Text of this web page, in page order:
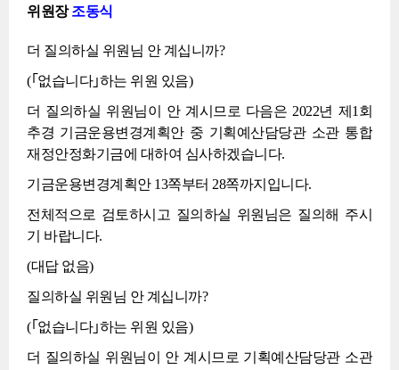
위원장조동식
더 질의하실 위원님 안 계십니까?
(｢없습니다｣하는 위원 있음)
더 질의하실 위원님이 안 계시므로 다음은 2022년 제1회
추경 기금운용변경계획안 중 기획예산담당관 소관 통합
재정안정화기금에 대하여 심사하겠습니다.
기금운용변경계획안 13쪽부터 28쪽까지입니다.
전체적으로 검토하시고 질의하실 위원님은 질의해 주시
기 바랍니다.
(대답 없음)
질의하실 위원님 안 계십니까?
(｢없습니다｣하는 위원 있음)
더 질의하실 위원님이 안 계시므로 기획예산담당관 소관